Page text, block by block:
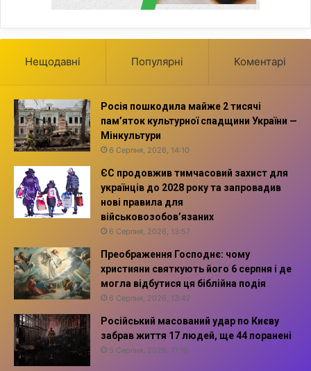
Нещодавні Популярні Коментарі
Росія пошкодила майже 2 тисячі
пам’яток культурної спадщини України —
Мінкультури
6 Серпня, 2026, 14:10
ЄС продовжив тимчасовий захист для
українців до 2028 року та запровадив
нові правила для
військовозобов’язаних
6 Серпня, 2026, 13:57
Преображення Господнє: чому
християни святкують його 6 серпня і де
могла відбутися ця біблійна подія
6 Серпня, 2026, 13:42
Російський масований удар по Києву
забрав життя 17 людей, ще 44 поранені
5 Серпня, 2026, 11:16